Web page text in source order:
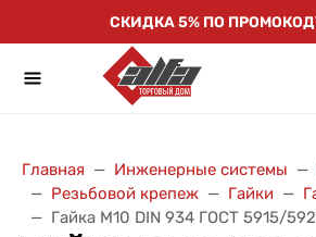
СКИДКА 5% ПО
Главная Инженерные системы
Резьбовой крепеж
Гайки
Гайка M10 DIN 934 ГОСТ 5915/